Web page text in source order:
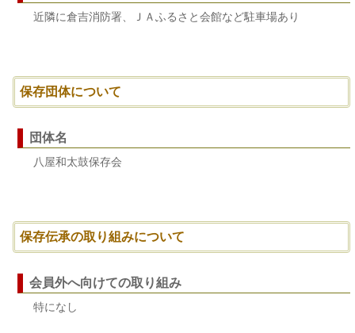
近隣に倉吉消防署、ＪＡふるさと会館など駐車場あり
保存団体について
団体名
八屋和太鼓保存会
保存伝承の取り組みについて
会員外へ向けての取り組み
特になし